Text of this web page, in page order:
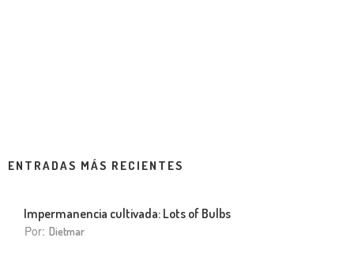
ENTRADAS MÁS RECIENTES
Impermanencia cultivada: Lots of Bulbs
Por: Dietmar